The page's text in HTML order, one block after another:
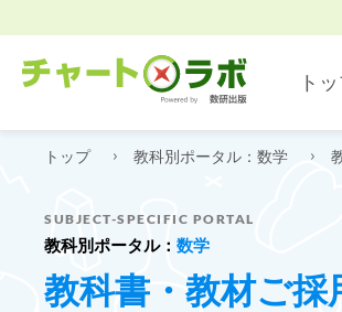
ト
トップ 教科別ポータル：数学
SUBJECT-SPECIFIC PORTAL
教科別ポータル： 数学
教科書・教材ご採